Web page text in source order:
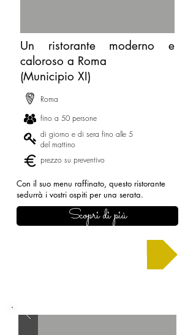
Un ristorante moderno e
caloroso a Roma
(Municipio XI)
Roma
fino a 50 persone
di giorno e di sera fino alle 5
del mattino
prezzo su preventivo
Con il suo menu raffinato, questo ristorante
sedurrà i vostri ospiti per una serata.
Scopri di più